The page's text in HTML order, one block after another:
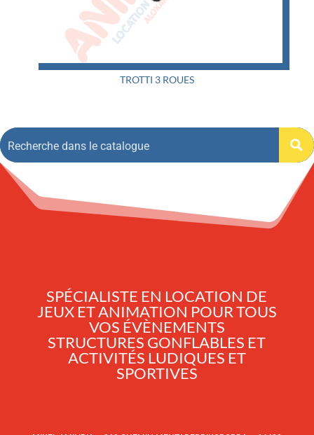
TROTTI 3 ROUES
SPÉCIALISTE EN LOCATION DE
JEUX ET ANIMATION POUR TOUS
VOS ÉVÈNEMENTS
STRUCTURES GONFLABLES ET
ACTIVITÉS LUDIQUES ET
SPORTIVES